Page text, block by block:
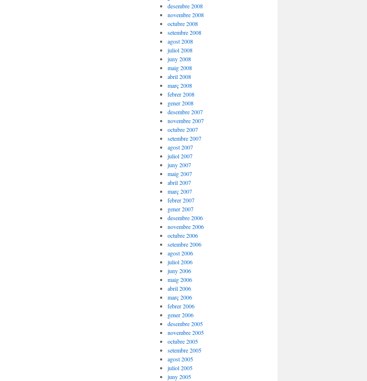
desembre 2008
novembre 2008
octubre 2008
setembre 2008
agost 2008
juliol 2008
juny 2008
maig 2008
abril 2008
març 2008
febrer 2008
gener 2008
desembre 2007
novembre 2007
octubre 2007
setembre 2007
agost 2007
juliol 2007
juny 2007
maig 2007
abril 2007
març 2007
febrer 2007
gener 2007
desembre 2006
novembre 2006
octubre 2006
setembre 2006
agost 2006
juliol 2006
juny 2006
maig 2006
abril 2006
març 2006
febrer 2006
gener 2006
desembre 2005
novembre 2005
octubre 2005
setembre 2005
agost 2005
juliol 2005
juny 2005